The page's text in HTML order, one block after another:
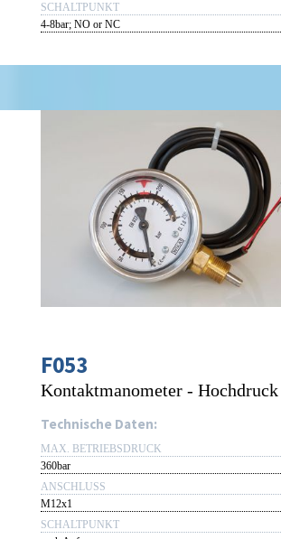
SCHALTPUNKT
4-8bar; NO or NC
F053
Kontaktmanometer - Hochdruck
Technische Daten:
MAX. BETRIEBSDRUCK
360bar
ANSCHLUSS
M12x1
SCHALTPUNKT